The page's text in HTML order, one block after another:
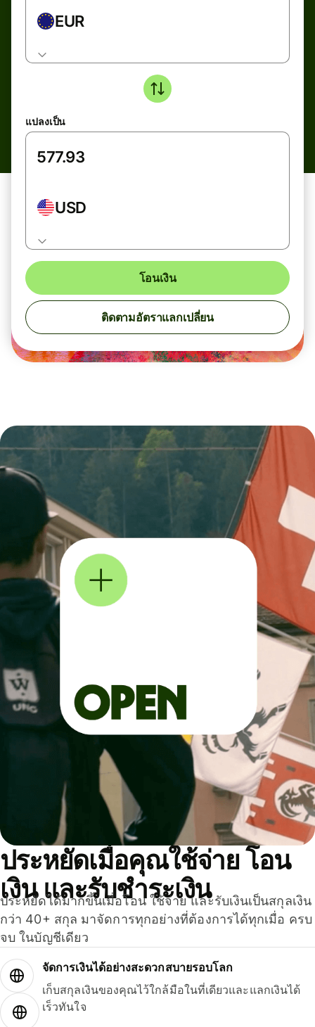
EUR
แปลงเป็น
USD
โอนเงิน
ติดตามอัตราแลกเปลี่ยน
ประหยัดเมื่อคุณใช้จ่าย โอน
เงิน และรับชำระเงิน
ประหยัดได้มากขึ้นเมื่อโอน ใช้จ่าย และรับเงินเป็นสกุลเงิน
กว่า 40+ สกุล มาจัดการทุกอย่างที่ต้องการได้ทุกเมื่อ ครบ
จบ ในบัญชีเดียว
จัดการเงินได้อย่างสะดวกสบายรอบโลก
เก็บสกุลเงินของคุณไว้ใกล้มือในที่เดียวและแลกเงินได้
เร็วทันใจ